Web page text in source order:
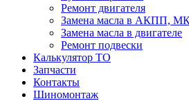
Ремонт двигателя
Замена масла в АКПП,
Замена масла в двигателе
Ремонт подвески
Калькулятор ТО
Запчасти
Контакты
Шиномонтаж